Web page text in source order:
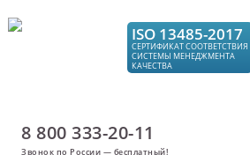
ISO 13485-2017
СЕРТИФИКАТ СООТВЕТСТВИЯ
СИСТЕМЫ МЕНЕДЖМЕНТА
КАЧЕСТВА
8 800 333-20-11